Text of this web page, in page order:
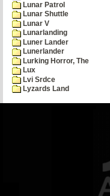
Lunar Patrol
Lunar Shuttle
Lunar V
Lunarlanding
Luner Lander
Lunerlander
Lurking Horror, The
Lux
Lvi Srdce
Lyzards Land